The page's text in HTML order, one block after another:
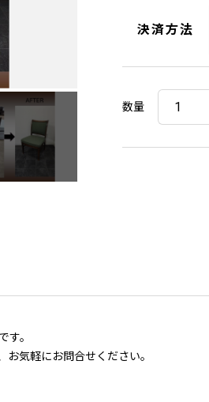
決済方法
数量
す。
気軽にお問合せください。